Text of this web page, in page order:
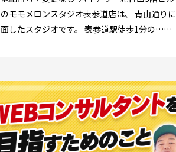
のモモメロンスタジオ表参道店は、 青山通りに
面したスタジオです。 表参道駅徒歩1分の……